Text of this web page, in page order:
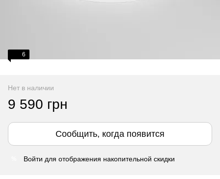
6
Нет в наличии
9 590 грн
Сообщить, когда появится
Войти для отображения накопительной скидки